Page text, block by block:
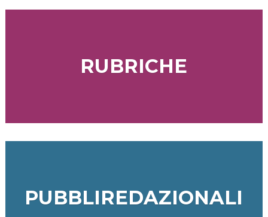
RUBRICHE
PUBBLIREDAZIONALI